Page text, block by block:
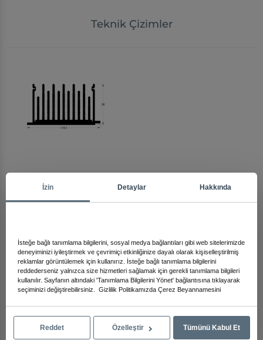
Teknik Çizimler
Diğer Ürünleri İnceleyin
İzin Detaylar Hakkında
İsteğe bağlı tanımlama bilgilerini, sosyal medya bağlantıları gibi web sitelerimizde
deneyiminizi iyileştirmek ve çevrimiçi etkinliğinize dayalı olarak kişiselleştirilmiş
reklamlar görüntülemek için kullanırız. İsteğe bağlı tanımlama bilgilerini
reddederseniz yalnızca size hizmetleri sağlamak için gerekli tanımlama bilgileri
kullanılır. Sayfanın altındaki 'Tanımlama Bilgilerini Yönet' bağlantısına tıklayarak
seçiminizi değiştirebilirsiniz. Gizlilik Politikamızda Çerez Beyannamesini
Reddet Özelleştir Tümünü Kabul Et